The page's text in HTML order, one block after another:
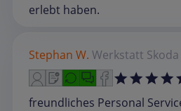
erlebt haben.
Stephan W. Werkstatt Skoda
freundliches Personal